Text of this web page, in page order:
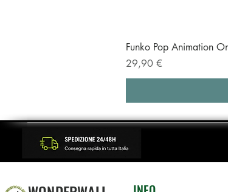
Funko Pop Animation
Prezzo
29,90 €